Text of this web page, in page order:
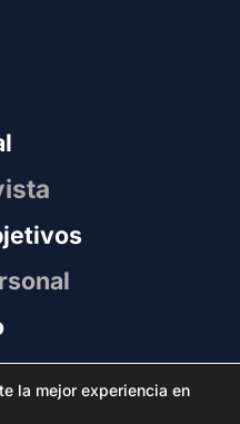
la mejor experiencia en